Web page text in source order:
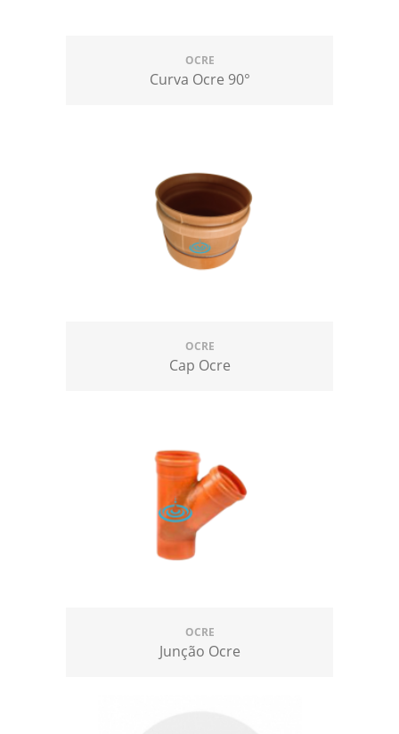
OCRE
Curva Ocre 90°
OCRE
Cap Ocre
OCRE
Junção Ocre